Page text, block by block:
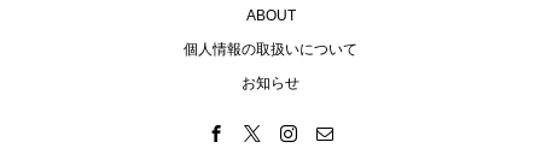
ABOUT
個人情報の取扱いについて
お知らせ